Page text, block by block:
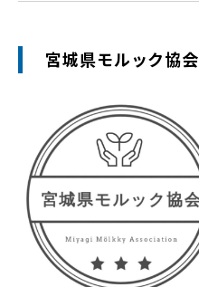
宮城県モルック協会